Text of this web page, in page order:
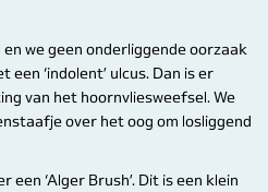
we geen onderliggende oorzaak
een ‘indolent’ ulcus. Dan is er
van het hoornvliesweefsel. We
over het oog om losliggend
‘Alger Brush’. Dit is een klein